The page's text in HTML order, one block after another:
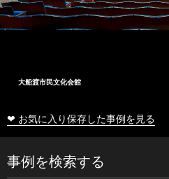
大船渡市民文化会館
❤ お気に入り保存した事例を見る
事例を検索する